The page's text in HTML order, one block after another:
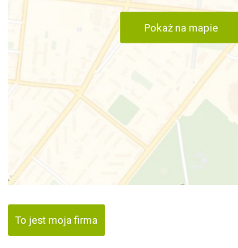
Pokaż na mapie
To jest moja firma